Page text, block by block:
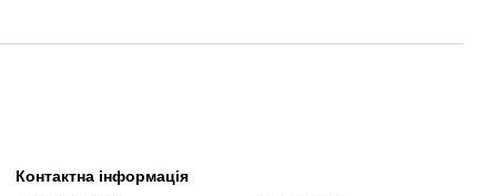
Контактна інформація